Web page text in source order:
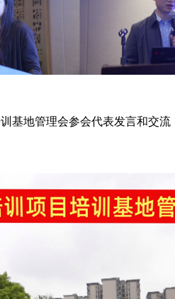
基地管理会参会代表发言和交流